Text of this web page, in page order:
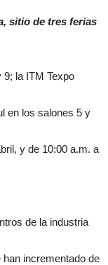
sitio de tres ferias
la ITM Texpo
en los salones 5 y
y de 10:00 a.m. a
de la industria
incrementado de